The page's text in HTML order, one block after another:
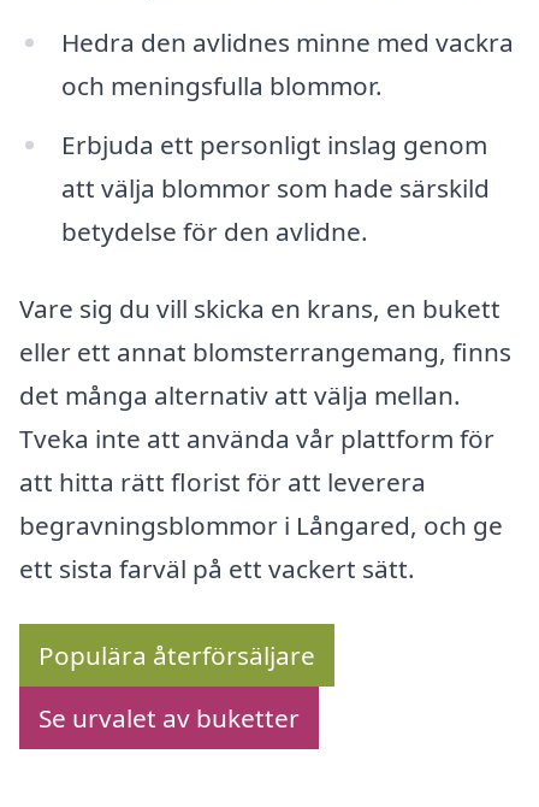
Hedra den avlidnes minne med vackra
och meningsfulla blommor.
Erbjuda ett personligt inslag genom
att välja blommor som hade särskild
betydelse för den avlidne.
Vare sig du vill skicka en krans, en bukett
eller ett annat blomsterrangemang, finns
det många alternativ att välja mellan.
Tveka inte att använda vår plattform för
att hitta rätt florist för att leverera
begravningsblommor i Långared, och ge
ett sista farväl på ett vackert sätt.
Populära återförsäljare
Se urvalet av buketter